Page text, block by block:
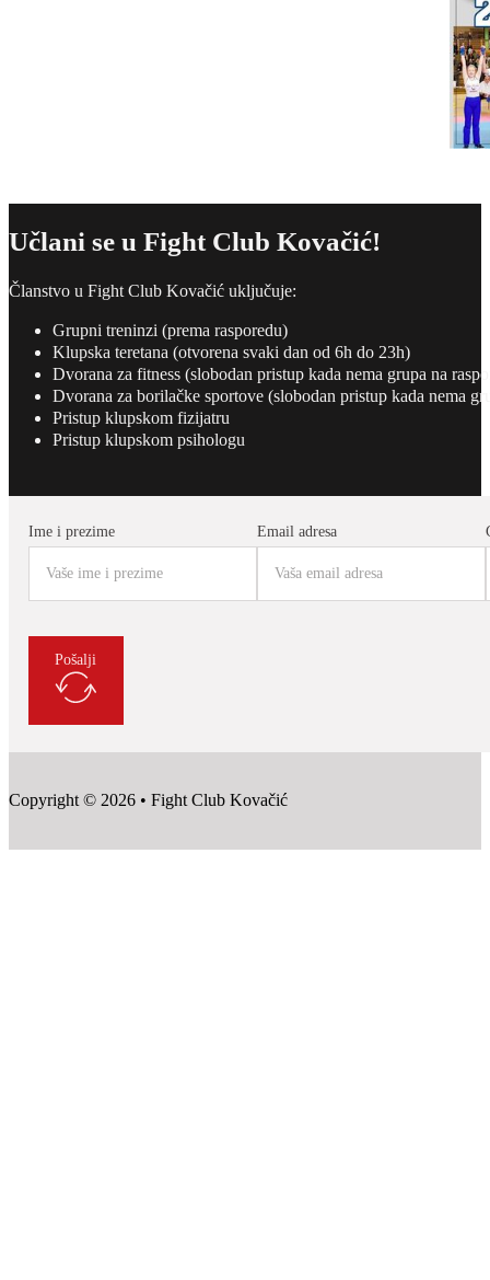
Učlani se u Fight Club Kovačić!
Članstvo u Fight Club Kovačić uključuje:
Grupni treninzi (prema rasporedu)
Klupska teretana (otvorena svaki dan od 6h do 23h)
Dvorana za fitness (slobodan pristup kada nema grupa na
Dvorana za borilačke sportove (slobodan pristup kada nema
Pristup klupskom fizijatru
Pristup klupskom psihologu
Ime i prezime Email adresa
Pošalji
Copyright © 2026 • Fight Club Kovačić